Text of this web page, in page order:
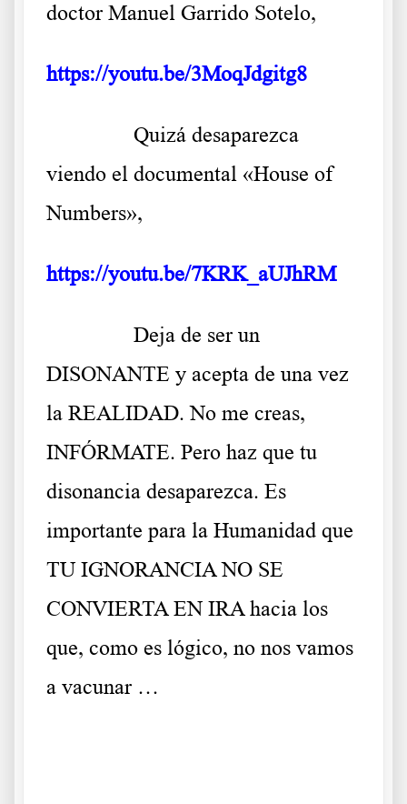
doctor Manuel Garrido Sotelo,
https://youtu.be/3MoqJdgitg8
Quizá desaparezca
viendo el documental «House of
Numbers»,
https://youtu.be/7KRK_aUJhRM
Deja de ser un
DISONANTE y acepta de una vez
la REALIDAD. No me creas,
INFÓRMATE. Pero haz que tu
disonancia desaparezca. Es
importante para la Humanidad que
TU IGNORANCIA NO SE
CONVIERTA EN IRA hacia los
que, como es lógico, no nos vamos
a vacunar …